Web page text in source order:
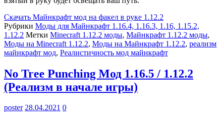
Скачать Майнкрафт мод на факел в руке 1.12.2
Рубрики Моды для Майнкрафт 1.16.4, 1.16.3, 1.16, 1.15.2,
1.12.2 Метки Minecraft 1.12.2 моды, Майнкрафт 1.12.2 моды,
Моды на Minecraft 1.12.2, Моды на Майнкрафт 1.12.2, реализм
майнкрафт мод, Реалистичность мод майнкрафт
No Tree Punching Мод 1.16.5 / 1.12.2
(Реализм в начале игры)
poster 28.04.2021 0